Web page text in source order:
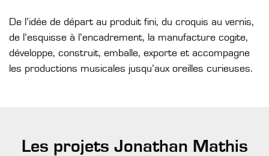
De l’idée de départ au produit fini, du croquis au vernis,
de l’esquisse à l’encadrement, la manufacture cogite,
développe, construit, emballe, exporte et accompagne
les productions musicales jusqu’aux oreilles curieuses.
Les projets Jonathan Mathis